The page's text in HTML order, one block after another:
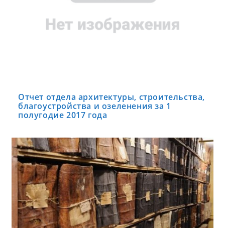
Отчет отдела архитектуры, строительства,
благоустройства и озеленения за 1
полугодие 2017 года